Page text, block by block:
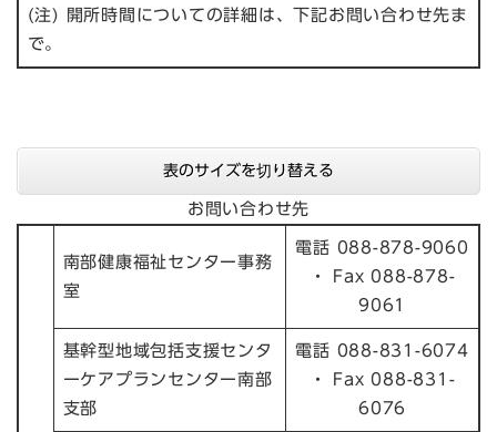
(注) 開所時間についての詳細は、下記お問い合わせ先ま
で。
表のサイズを切り替える
お問い合わせ先
南部健康福祉センター事務
室
電話 088-878-9060
・ Fax 088-878-
9061
基幹型地域包括支援センタ
ーケアプランセンター南部
支部
電話 088-831-6074
・ Fax 088-831-
6076